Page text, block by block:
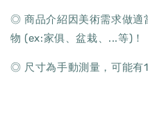
◎ 商品介紹因美術需求做適
物 (ex:家俱、盆栽、...等)！
◎ 尺寸為手動測量，可能有